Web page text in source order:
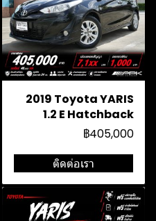
2019 Toyota YARIS
1.2 E Hatchback
฿405,000
ติดต่อเรา